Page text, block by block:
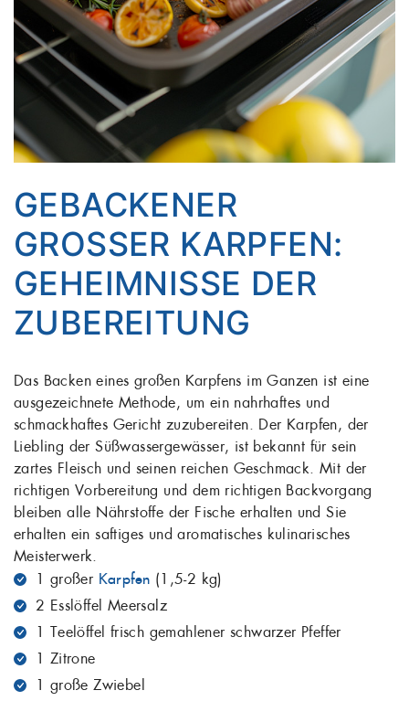
GEBACKENER
GROSSER KARPFEN: G
EHEIMNISSE DER Z
UBEREITUNG
Das Backen eines großen Karpfens im Ganzen ist eine
ausgezeichnete Methode, um ein nahrhaftes und
schmackhaftes Gericht zuzubereiten. Der Karpfen, der
Liebling der Süßwassergewässer, ist bekannt für sein
zartes Fleisch und seinen reichen Geschmack. Mit der
richtigen Vorbereitung und dem richtigen Backvorgang
bleiben alle Nährstoffe der Fische erhalten und Sie
erhalten ein saftiges und aromatisches kulinarisches
Meisterwerk.
1 großer Karpfen (1,5-2 kg)
2 Esslöffel Meersalz
1 Teelöffel frisch gemahlener schwarzer Pfeffer
1 Zitrone
1 große Zwiebel